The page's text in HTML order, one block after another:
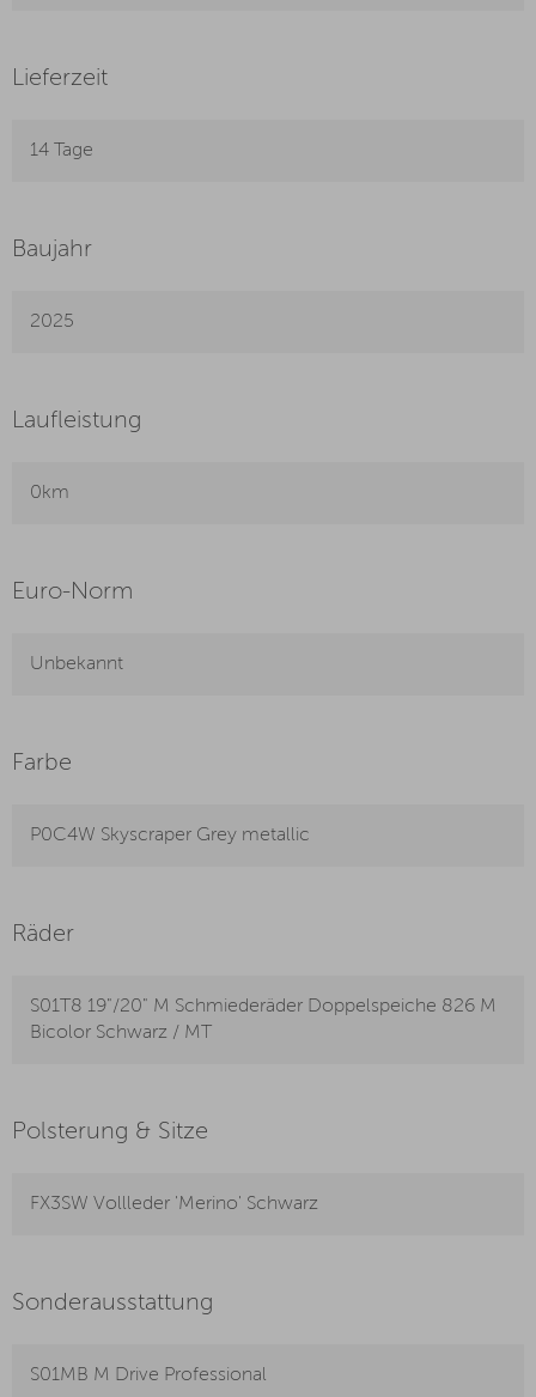
Lieferzeit
14 Tage
Baujahr
2025
Laufleistung
0km
Euro-Norm
Unbekannt
Farbe
P0C4W Skyscraper Grey metallic
Räder
S01T8 19"/20" M Schmiederäder Doppelspeiche 826 M
Bicolor Schwarz / MT
Polsterung & Sitze
FX3SW Vollleder 'Merino' Schwarz
Sonderausstattung
S01MB M Drive Professional